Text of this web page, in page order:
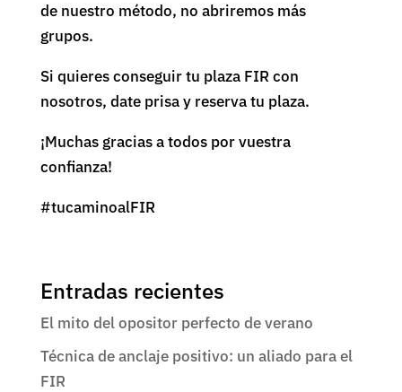
de nuestro método, no abriremos más
grupos.
Si quieres conseguir tu plaza FIR con
nosotros, date prisa y reserva tu plaza.
¡Muchas gracias a todos por vuestra
confianza!
#tucaminoalFIR
Entradas recientes
El mito del opositor perfecto de verano
Técnica de anclaje positivo: un aliado para el
FIR